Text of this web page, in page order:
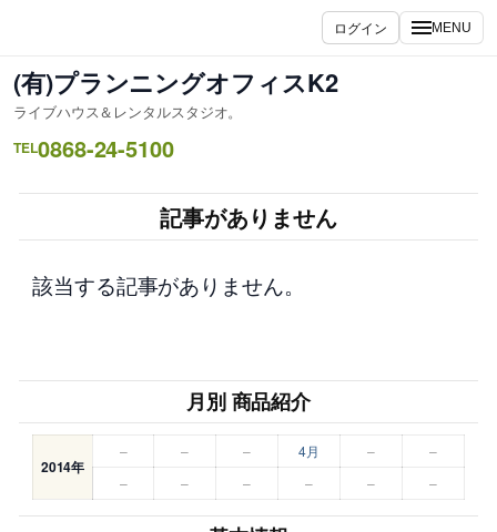
を
ス
キ
ッ
ログイン MENU
(有)プランニングオフィスK2
ライブハウス＆レンタルスタジオ。
TEL0868-24-5100
記事がありません
該当する記事がありません。
月別 商品紹介
2014年
– – – 4月 –
–
–
– – – – –